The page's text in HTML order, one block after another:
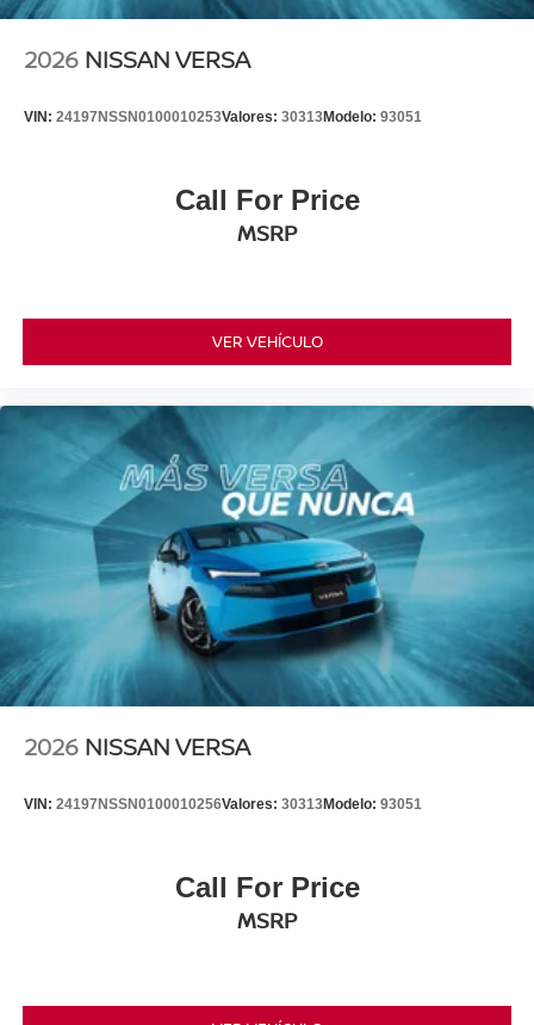
2026 NISSAN VERSA
VIN: 24197NSSN0100010253Valores: 30313Modelo: 93051
Call For Price
MSRP
VER VEHÍCULO
2026 NISSAN VERSA
VIN: 24197NSSN0100010256Valores: 30313Modelo: 93051
Call For Price
MSRP